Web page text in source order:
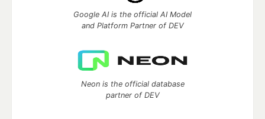
Google AI is the official AI Model
and Platform Partner of DEV
Neon is the official database
partner of DEV